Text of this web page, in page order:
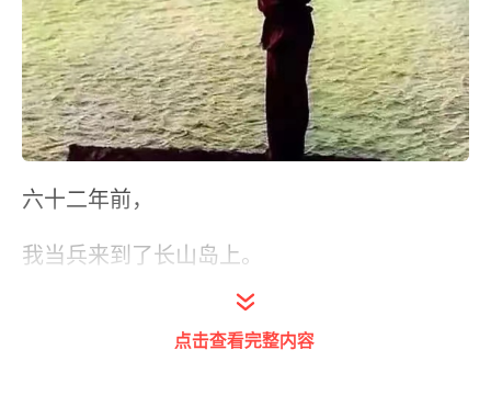
六十二年前，
我当兵来到了长山岛上。
点击查看完整内容